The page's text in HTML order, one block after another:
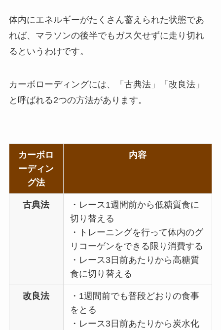
体内にエネルギーがたくさん蓄えられた状態であ
れば、マラソンの後半でもガス欠せずに走り切れ
るというわけです。
カーボローディングには、「古典法」「改良法」
と呼ばれる2つの方法があります。
カーボロ
ーディン
グ法
内容
古典法
・レース1週間前から低糖質食に
切り替える
・トレーニングを行って体内のグ
リコーゲンをできる限り消費する
・レース3日前あたりから高糖質
食に切り替える
改良法
・1週間前でも普段どおりの食事
をとる
・レース3日前あたりから炭水化